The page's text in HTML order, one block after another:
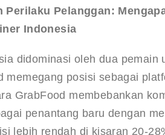
Pelanggan:
Indonesia
didominasi oleh dua pemain
posisi sebagai
GrabFood membebankan
penantang baru dengan
lebih rendah di kisaran 20-